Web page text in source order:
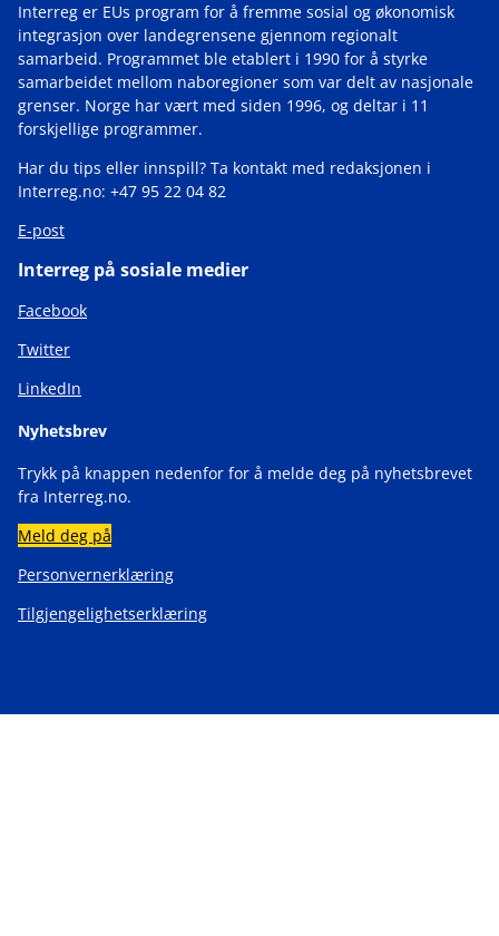
Interreg er EUs program for å fremme sosial og økonomisk
integrasjon over landegrensene gjennom regionalt
samarbeid. Programmet ble etablert i 1990 for å styrke
samarbeidet mellom naboregioner som var delt av nasjonale
grenser. Norge har vært med siden 1996, og deltar i 11
forskjellige programmer.
Har du tips eller innspill? Ta kontakt med redaksjonen i
Interreg.no: +47 95 22 04 82
E-post
Interreg på sosiale medier
Facebook
Twitter
LinkedIn
Nyhetsbrev
Trykk på knappen nedenfor for å melde deg på nyhetsbrevet
fra Interreg.no.
Meld deg på
Personvernerklæring
Tilgjengelighetserklæring